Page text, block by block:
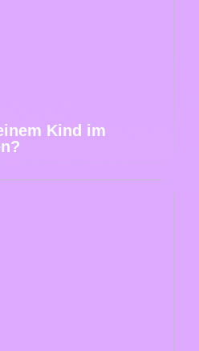
Kind im